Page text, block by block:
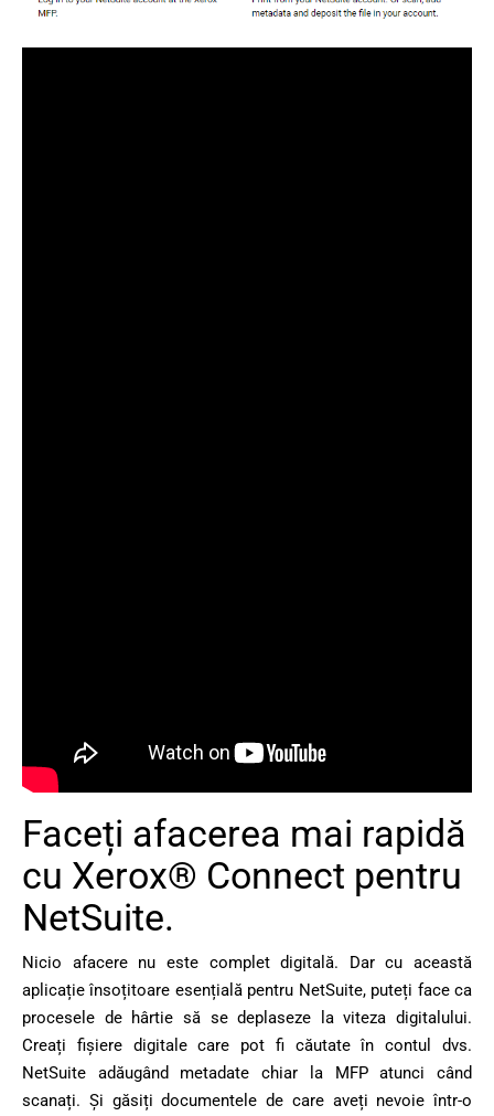
Faceți afacerea mai rapidă
cu Xerox® Connect pentru
NetSuite.
Nicio afacere nu este complet digitală. Dar cu această
aplicație însoțitoare esențială pentru NetSuite, puteți face ca
procesele de hârtie să se deplaseze la viteza digitalului.
Creați fișiere digitale care pot fi căutate în contul dvs.
NetSuite adăugând metadate chiar la MFP atunci când
scanați. Și găsiți documentele de care aveți nevoie într-o